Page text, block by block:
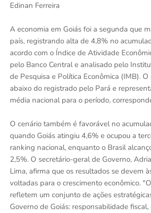
Edinan Ferreira
A economia em Goiás foi a segunda que
país, registrando alta de 4,8% no
acordo com o Índice de Atividade
pelo Banco Central e analisado pelo
de Pesquisa e Política Econômica (IMB).
abaixo do registrado pelo Pará e
média nacional para o período,
O cenário também é favorável no
quando Goiás atingiu 4,6% e ocupou a
ranking nacional, enquanto o Brasil
2,5%. O secretário-geral de Governo,
Lima, afirma que os resultados se devem
voltadas para o crescimento econômico.
refletem um conjunto de ações
Governo de Goiás: responsabilidade